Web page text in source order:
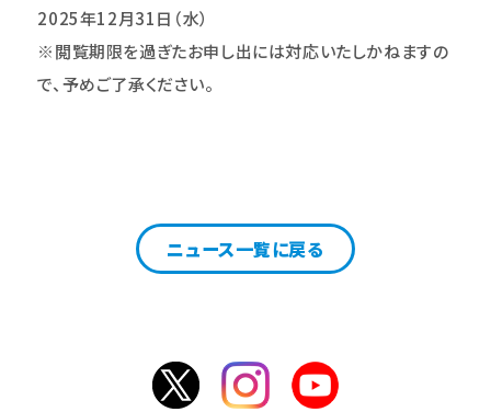
2025年12月31日（水）
※閲覧期限を過ぎたお申し出には対応いたしかねますの
で、予めご了承ください。
ニュース一覧に戻る